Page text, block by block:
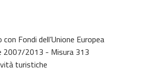
Fondi dell’Unione Europea
2007/2013 - Misura 313
turistiche